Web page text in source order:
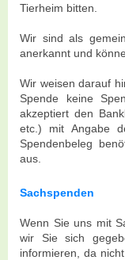
Tierheim bitten.
Wir sind als
anerkannt und
Wir weisen darauf
Spende keine
akzeptiert den
etc.) mit Angabe
Spendenbeleg
aus.
Sachspenden
Wenn Sie uns mit
wir Sie sich
informieren, da